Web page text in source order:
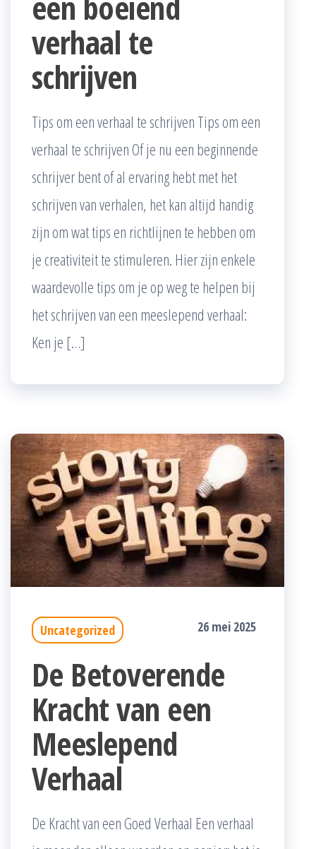
verhaal te
schrijven
Tips om een verhaal te schrijven Tips om een
verhaal te schrijven Of je nu een beginnende
schrijver bent of al ervaring hebt met het
schrijven van verhalen, het kan altijd handig
zijn om wat tips en richtlijnen te hebben om
je creativiteit te stimuleren. Hier zijn enkele
waardevolle tips om je op weg te helpen bij
het schrijven van een meeslepend verhaal:
Ken je […]
Uncategorized 26 mei 2025
De Betoverende
Kracht van een
Meeslepend
Verhaal
De Kracht van een Goed Verhaal Een verhaal